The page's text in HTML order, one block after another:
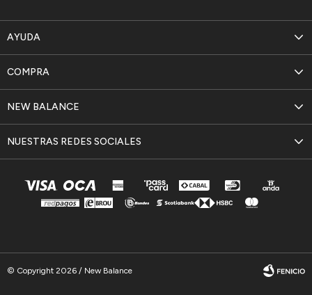
AYUDA
NEW BALANCE
COMPRA
NUESTRAS REDES SOCIALES
© Copyright 2026 / New Balance